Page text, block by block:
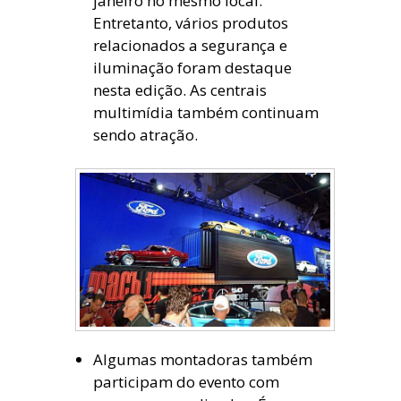
Entretanto, vários produtos
relacionados a segurança e
iluminação foram destaque
nesta edição. As centrais
multimídia também continuam
sendo atração.
Algumas montadoras também
participam do evento com